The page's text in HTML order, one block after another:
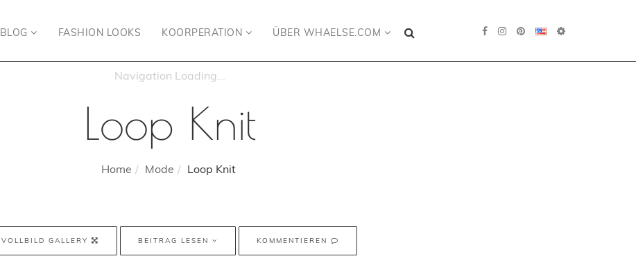
BLOG FASHION LOOKS KOORPERATION ÜBER WHAELSE.COM
Loop Knit
Home Mode Loop Knit
VOLLBILD GALLERY BEITRAG LESEN KOMMENTIEREN